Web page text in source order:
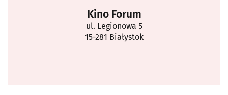
Kino Forum
ul. Legionowa 5
15-281 Białystok